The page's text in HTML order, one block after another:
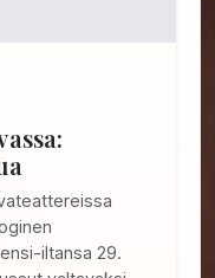
iltansa 29.